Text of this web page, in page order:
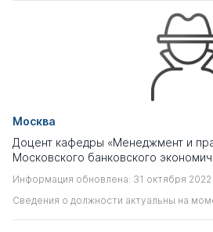
Москва
Доцент кафедры «Менеджмент и
Московского банковского
Информация обновлена: 31 октября 2022
Сведения о должности актуальны на